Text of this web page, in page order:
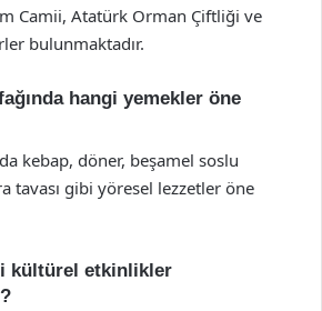
Camii, Atatürk Orman Çiftliği ve
bulunmaktadır.
hangi yemekler öne
kebap, döner, beşamel soslu
tavası gibi yöresel lezzetler öne
kültürel etkinlikler